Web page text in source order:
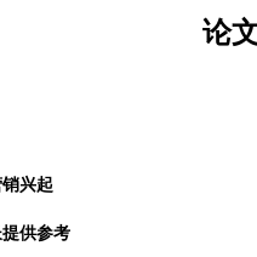
论
兴起
供参考